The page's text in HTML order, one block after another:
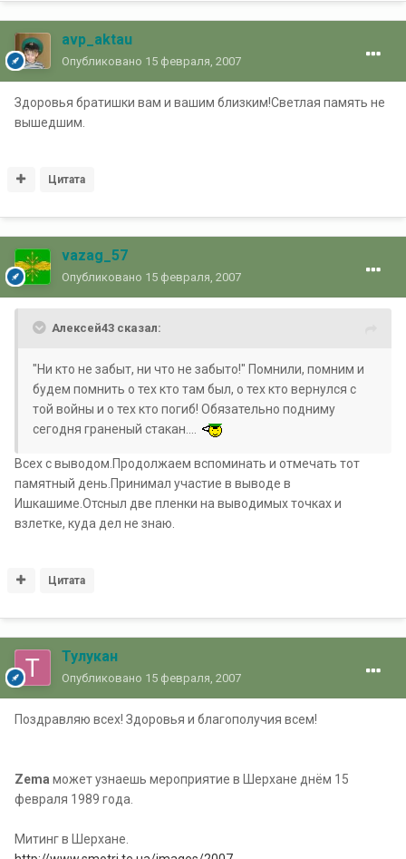
avp_aktau
Опубликовано 15 февраля, 2007
Здоровья братишки вам и вашим близким!Светлая память не
вышедшим.
Цитата
vazag_57
Опубликовано 15 февраля, 2007
Алексей43 сказал:
"Ни кто не забыт, ни что не забыто!" Помнили, помним и
будем помнить о тех кто там был, о тех кто вернулся с
той войны и о тех кто погиб! Обязательно подниму
сегодня граненый стакан....
Всех с выводом.Продолжаем вспоминать и отмечать тот
памятный день.Принимал участие в выводе в
Ишкашиме.Отсныл две пленки на выводимых точках и
взлетке, куда дел не знаю.
Цитата
Тулукан
Опубликовано 15 февраля, 2007
Поздравляю всех! Здоровья и благополучия всем!
Zema может узнаешь мероприятие в Шерхане днём 15
февраля 1989 года.
Митинг в Шерхане.